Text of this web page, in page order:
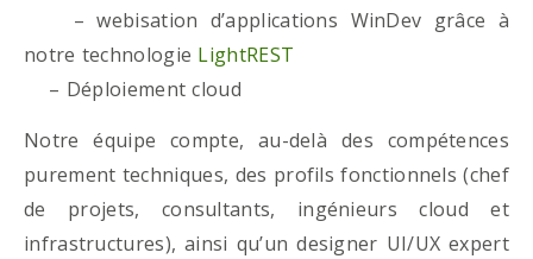
– webisation d’applications WinDev grâce à
notre technologie LightREST
– Déploiement cloud
Notre équipe compte, au-delà des compétences
purement techniques, des profils fonctionnels (chef
de projets, consultants, ingénieurs cloud et
infrastructures), ainsi qu’un designer UI/UX expert